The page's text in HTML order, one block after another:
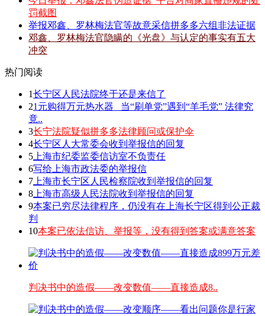
罚截图
举报邓鑫、罗林梅法官等故意采信拼多多六组非法证据
邓鑫、罗林梅法官隐瞒的《光盘》与认定的事实有五大
冲突
热门阅读
1长宁区人民法院终于还是来信了
21元购得万元热水器 _当“刷单党”遇到“羊毛党” 法律究
竟..
3长宁法院疑似拼多多法律顾问或保护伞
4长宁区人大常委会收到举报信的回复
5 上海市纪委监委信访室不负责任
6写给上海市政法委的举报信
7 上海市长宁区人民检察院收到举报信的回复
8 上海市高级人民法院收到举报信的回复
9本案已穷尽法律程序，仍没有在上海长宁区得到公正裁
判
10本案已依法信访、举报等，没有得到答案或满意答案
判决书中的造假——改变数值——直接造成8..